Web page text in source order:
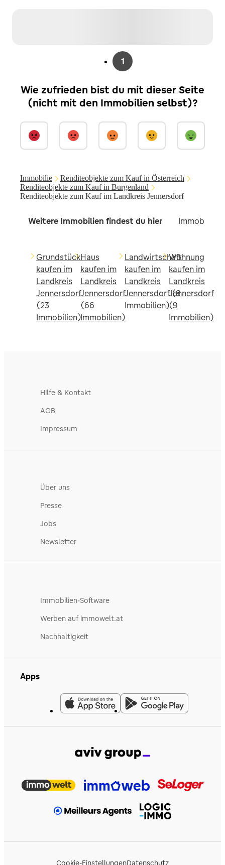
1
Wie zufrieden bist du mit dieser Seite
(nicht mit den Immobilien selbst)?
Immobilie
Renditeobjekte zum Kauf in Österreich
Renditeobjekte zum Kauf in Burgenland
Renditeobjekte zum Kauf im Landkreis Jennersdorf
Weitere Immobilien findest du hier Immobilien
Grundstück
kaufen im
Landkreis
Jennersdorf
(23
Immobilien)
Haus
kaufen im
Landkreis
Jennersdorf
(66
Immobilien)
Landwirtschaft
kaufen im
Landkreis
Jennersdorf (8
Immobilien)
Wohnung
kaufen im
Landkreis
Jennersdorf
(9
Immobilien)
Hilfe & Kontakt
AGB
Impressum
Über uns
Presse
Jobs
Newsletter
Immobilien-Software
Werben auf immowelt.at
Nachhaltigkeit
Apps
Cookie-EinstellungenDatenschutz